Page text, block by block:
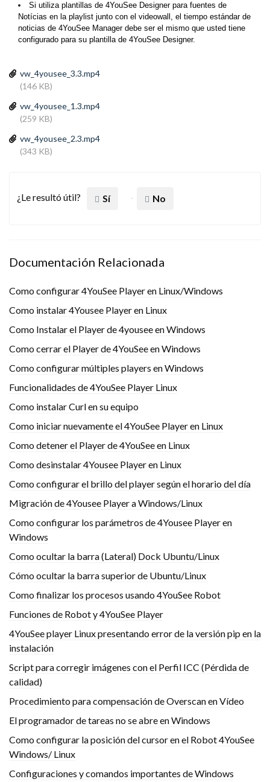
Si utiliza plantillas de 4YouSee Designer para fuentes de
Notícias en la playlist junto con el videowall, el tiempo estándar de
noticias de 4YouSee Manager debe ser el mismo que usted tiene
configurado para su plantilla de 4YouSee Designer.
vw_4yousee_3.3.mp4
(146 KB)
vw_4yousee_1.3.mp4
(259 KB)
vw_4yousee_2.3.mp4
(343 KB)
¿Le resultó útil? Sí No
Documentación Relacionada
Como configurar 4YouSee Player en Linux/Windows
Como instalar 4Yousee Player en Linux
Como Instalar el Player de 4yousee en Windows
Como cerrar el Player de 4YouSee en Windows
Como configurar múltiples players en Windows
Funcionalidades de 4YouSee Player Linux
Como instalar Curl en su equipo
Como iniciar nuevamente el 4YouSee Player en Linux
Como detener el Player de 4YouSee en Linux
Como desinstalar 4Yousee Player en Linux
Como configurar el brillo del player según el horario del día
Migración de 4Yousee Player a Windows/Linux
Como configurar los parámetros de 4Yousee Player en
Windows
Como ocultar la barra (Lateral) Dock Ubuntu/Linux
Cómo ocultar la barra superior de Ubuntu/Linux
Como finalizar los procesos usando 4YouSee Robot
Funciones de Robot y 4YouSee Player
4YouSee player Linux presentando error de la versión pip en la
instalación
Script para corregir imágenes con el Perfil ICC (Pérdida de
calidad)
Procedimiento para compensación de Overscan en Vídeo
El programador de tareas no se abre en Windows
Como configurar la posición del cursor en el Robot 4YouSee
Windows/ Linux
Configuraciones y comandos importantes de Windows